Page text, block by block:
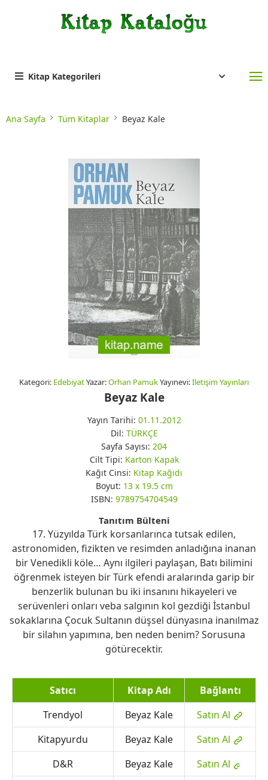
Kitap Kategorileri
Ana Sayfa Tüm Kitaplar Beyaz Kale
Kategori: EdebiyatYazar:Orhan PamukYayınevi:Iletişim Yayınları
Beyaz Kale
Yayın Tarihi: 01.11.2012
Dil: TÜRKÇE
Sayfa Sayısı: 204
Cilt Tipi: Karton Kapak
Kağıt Cinsi: Kitap Kağıdı
Boyut: 13 x 19.5 cm
ISBN: 9789754704549
Tanıtım Bülteni
17. Yüzyılda Türk korsanlarınca tutsak edilen,
astronomiden, fizikten ve resimden anladığına inanan
bir Venedikli köle… Aynı ilgileri paylaşan, Batı bilimini
öğrenmek isteyen bir Türk efendi aralarında garip bir
benzerlik bulunan bu iki insanını hikayeleri ve
serüvenleri onları veba salgının kol gezdiği İstanbul
sokaklarına Çocuk Sultanın düşsel dünyasına inanılmaz
bir silahın yapımına, ben neden benim? Sorusuna
götürecektir.
Satıcı Kitap Adı
Bağlantı
Trendyol
Beyaz Kale
Satın Al
Kitapyurdu
Beyaz Kale
Satın Al
D&R
Beyaz Kale
Satın Al